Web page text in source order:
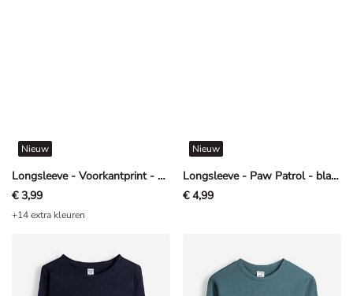
Longsleeve - Voorkantprint - Kaki
Nieuw
€ 3,99
+14 extra kleuren
Longsleeve - Paw Patrol - blauw
Nieuw
€ 4,99